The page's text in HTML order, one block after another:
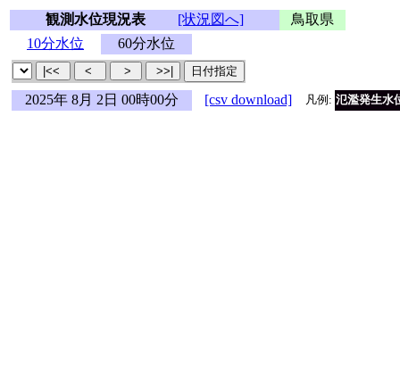
観測水位現況表 [状況図へ]
鳥取県
10分水位
60分水位
2025年 8月 2日 00時00分 [csv download] 凡例: 氾濫発生水